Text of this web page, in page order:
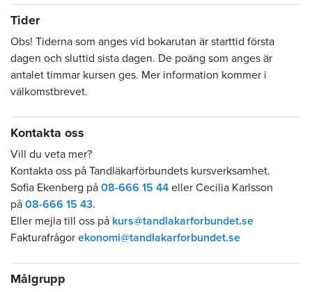
Tider
Obs! Tiderna som anges vid bokarutan är starttid första
dagen och sluttid sista dagen. De poäng som anges är
antalet timmar kursen ges. Mer information kommer i
välkomstbrevet.
Kontakta oss
Vill du veta mer?
Kontakta oss på Tandläkarförbundets kursverksamhet.
Sofia Ekenberg på 08-666 15 44 eller Cecilia Karlsson
på 08-666 15 43.
Eller mejla till oss på kurs@tandlakarforbundet.se
Fakturafrågor ekonomi@tandlakarforbundet.se
Målgrupp